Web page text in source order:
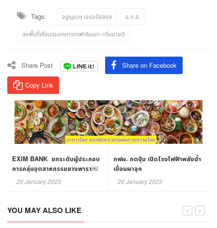
Tags: จรูญเดช เจนจรัสสกุล ธ.ก.ส.
ลงพื้นที่เยี่ยมชมเกษตรกรฟาร์มแกะ-กรีนมายด์
Share Post Share on Facebook
Copy Link
EXIM BANK ยกระดับผู้ประกอบ
การกลุ่มอุตสาหกรรมยางพารา￼
20 January 2023
กฟผ. กดปุ่ม เปิดโรงไฟฟ้าพลังน้ำ
เขื่อนผาจุก
20 January 2023
YOU MAY ALSO LIKE